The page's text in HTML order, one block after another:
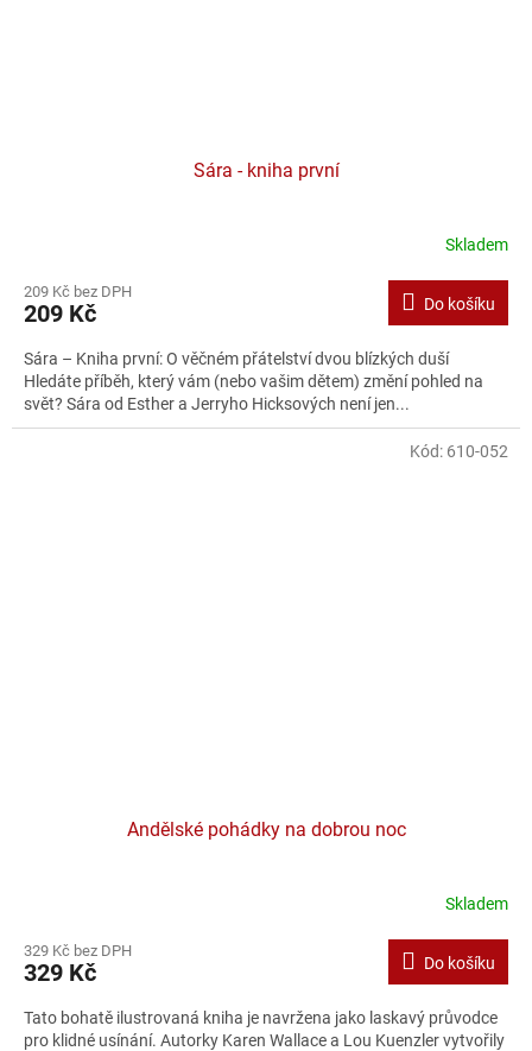
Sára - kniha první
Skladem
209 Kč bez DPH
209 Kč Do košíku
Sára – Kniha první: O věčném přátelství dvou blízkých duší
Hledáte příběh, který vám (nebo vašim dětem) změní pohled na
svět? Sára od Esther a Jerryho Hicksových není jen...
Andělské pohádky na dobrou noc
Skladem
329 Kč bez DPH
329 Kč Do košíku
Tato bohatě ilustrovaná kniha je navržena jako laskavý průvodce
pro klidné usínání. Autorky Karen Wallace a Lou Kuenzler vytvořily
Kód: 610-052